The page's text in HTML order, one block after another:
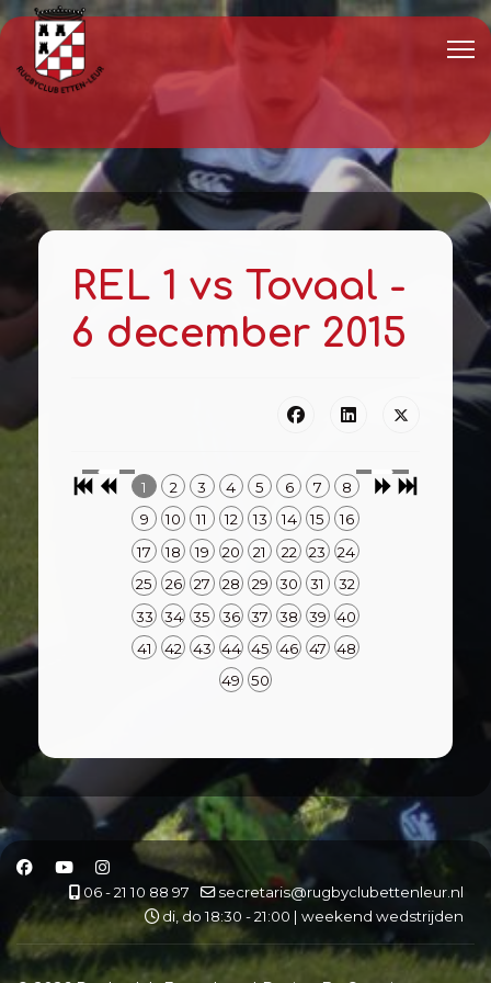
REL 1 vs Tovaal -
6 december 2015
1 2 3 4 5 6 7
8
9
10 11 12 13 14 15
16
17
18 19 20 21 22 23
24
25
26 27 28 29 30 31
32
33
34 35 36 37 38 39
40
41
42 43 44 45 46 47
48
49
50
06 - 21 10 88 97
secretaris@rugbyclubettenleur.nl
di, do 18:30 - 21:00 | weekend wedstrijden